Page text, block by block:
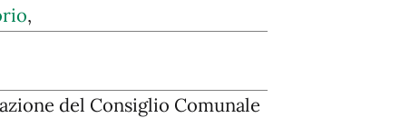
,
del Consiglio Comunale